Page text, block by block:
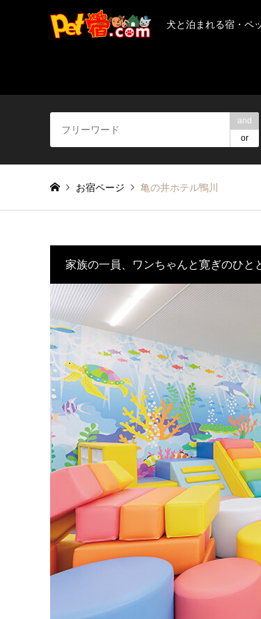
犬と泊まれる宿・ペ
and
or
お宿ページ 亀の井ホテル鴨川
家族の一員、ワンちゃんと寛ぎのひと